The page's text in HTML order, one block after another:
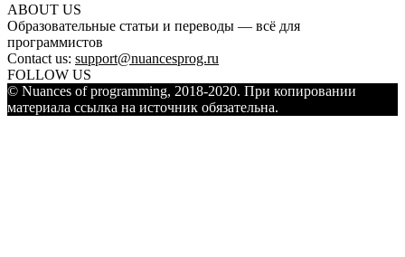
ABOUT US
Образовательные статьи и переводы — всё для
программистов
Contact us: support@nuancesprog.ru
FOLLOW US
© Nuances of programming, 2018-2020. При копировании
материала ссылка на источник обязательна.